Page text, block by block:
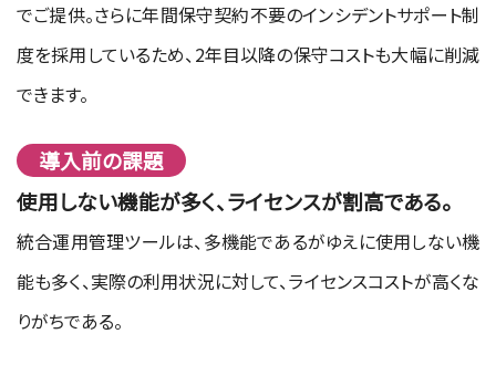
でご提供。さらに年間保守契約不要のインシデントサポート制
度を採用しているため、2年目以降の保守コストも大幅に削減
できます。
導入前の課題
使用しない機能が多く、ライセンスが割高である。
統合運用管理ツールは、多機能であるがゆえに使用しない機
能も多く、実際の利用状況に対して、ライセンスコストが高くな
りがちである。